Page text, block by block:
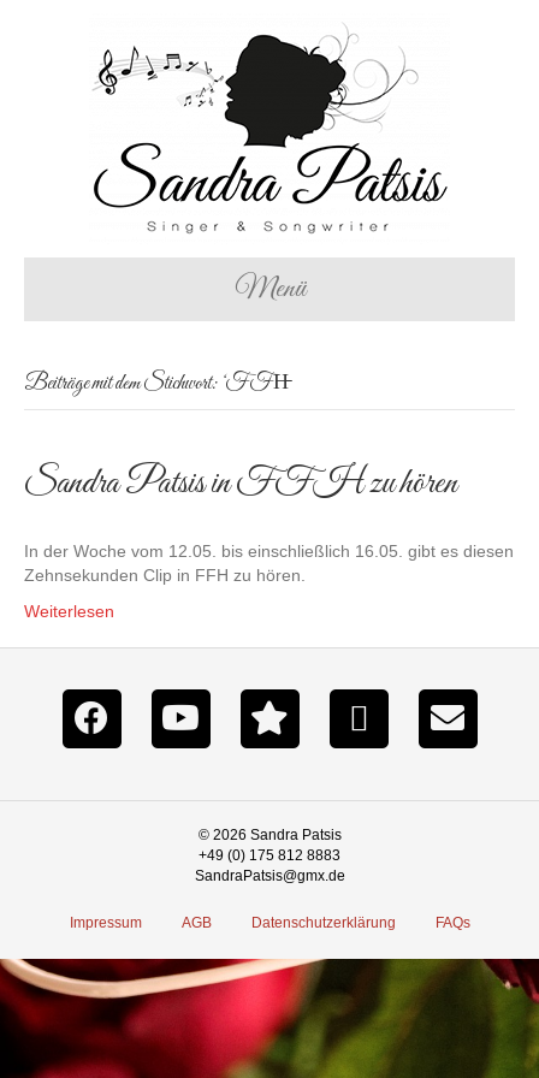
Menü
Beiträge mit dem Stichwort: ‘FFH̵
Sandra Patsis in FFH zu hören
In der Woche vom 12.05. bis einschließlich 16.05. gibt es diesen
Zehnsekunden Clip in FFH zu hören.
Weiterlesen
© 2026 Sandra Patsis
+49 (0) 175 812 8883
SandraPatsis@gmx.de
Impressum AGB Datenschutzerklärung FAQs